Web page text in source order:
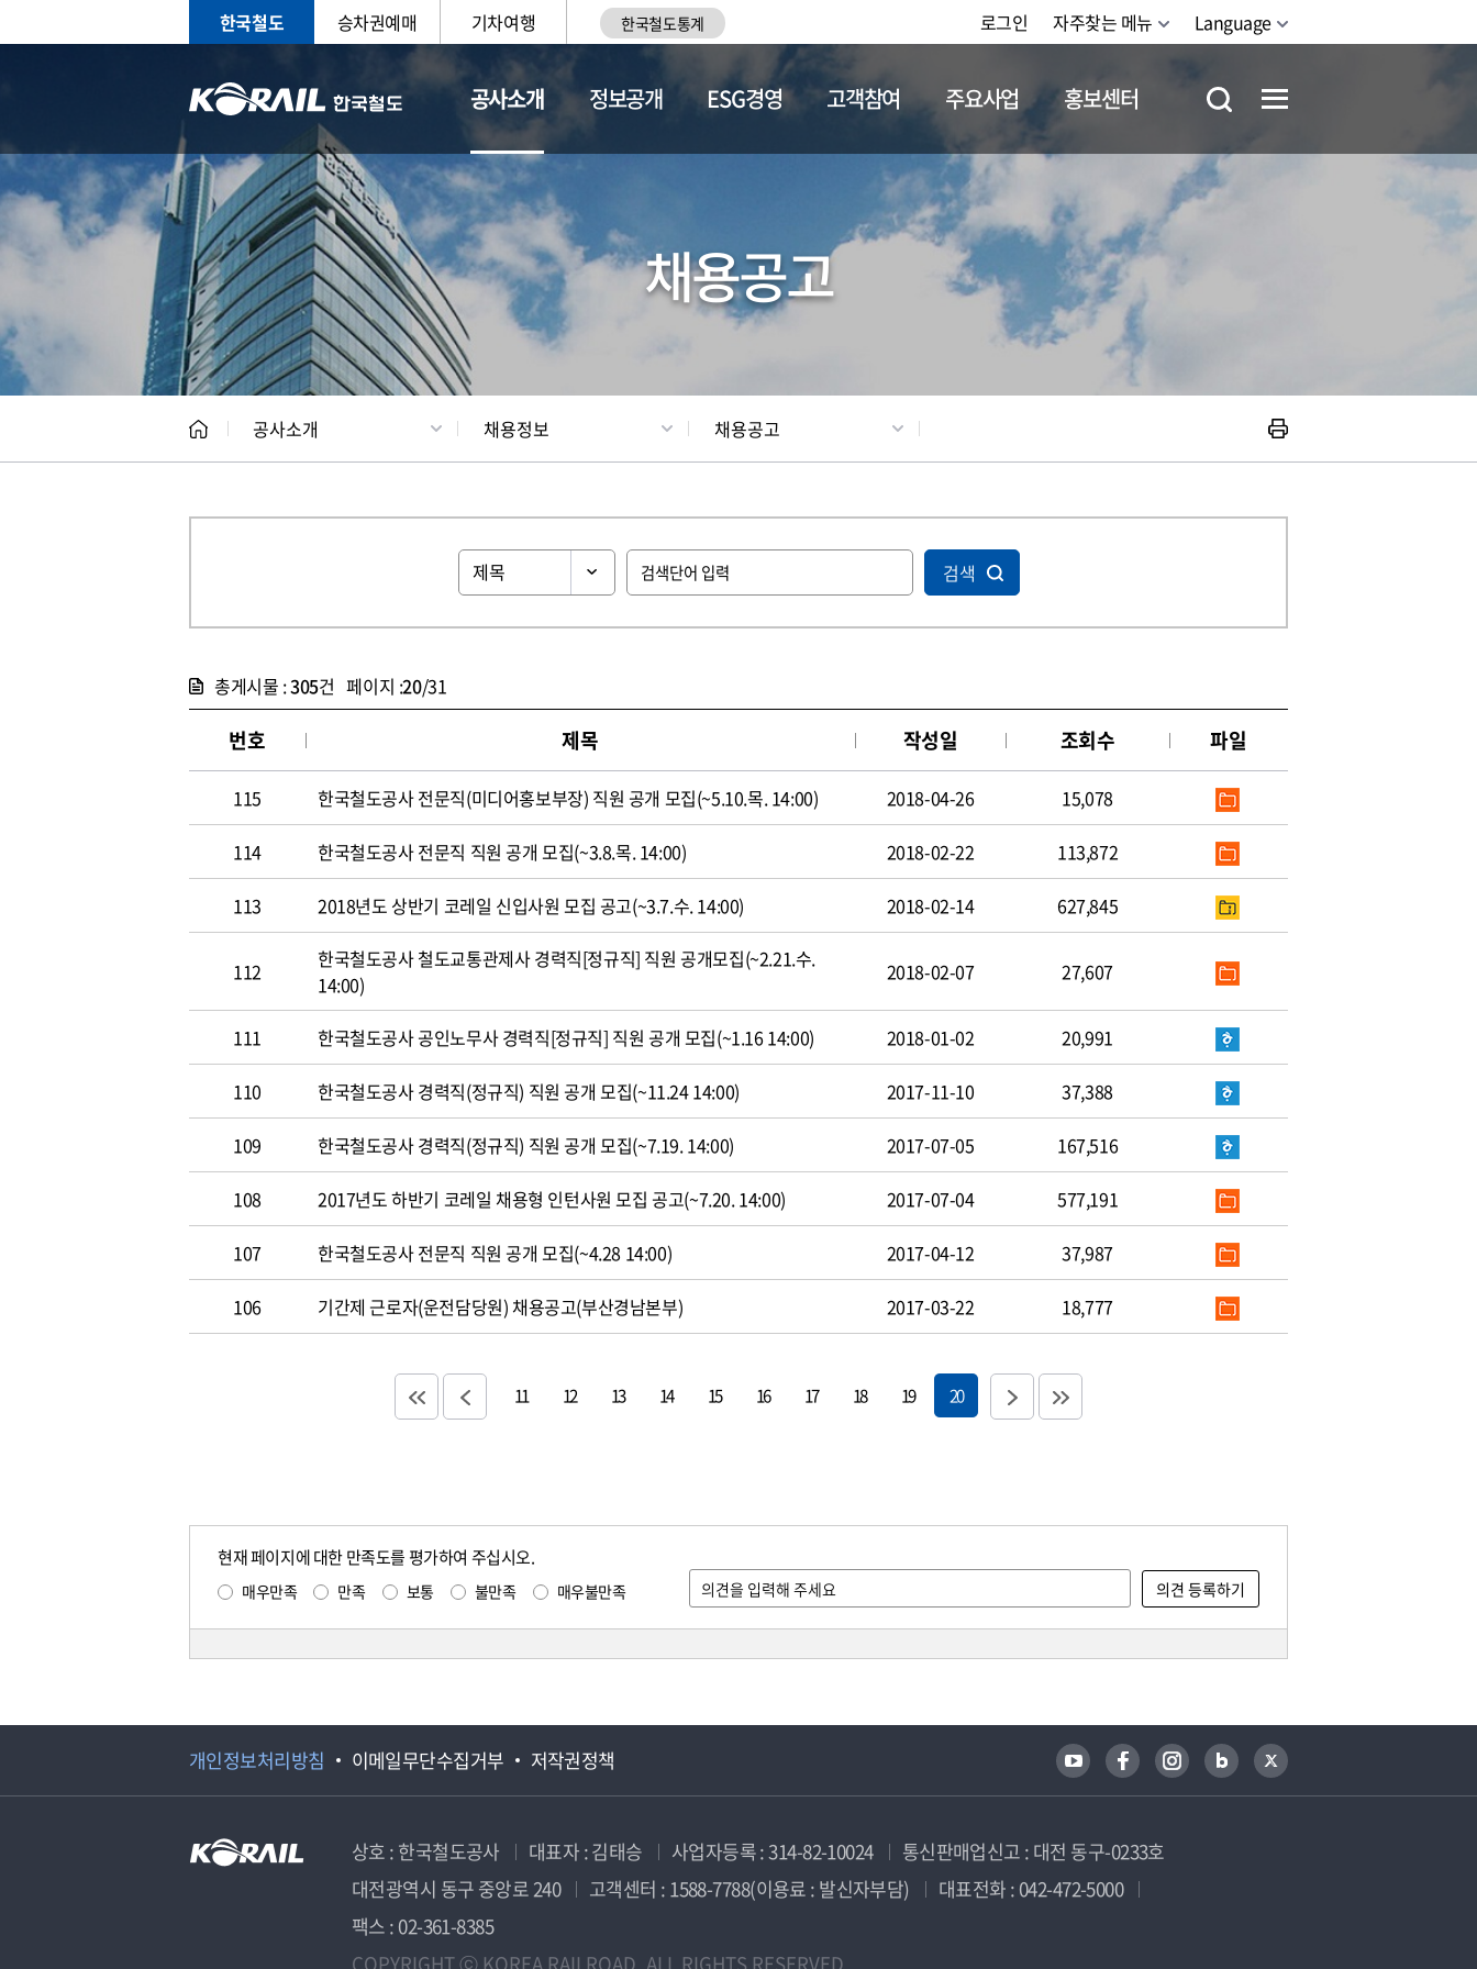
한국철도 승차권예매 기차여행 한국철도통계 로그인 자주찾는 메뉴 Language
공사소개
CEO 일반현황 채용정보
정보공개 ESG경영 고객참여 주요사업 홍보센터
채용공고
공사소개 채용정보 채용공고
검색
총게시물 :305건 페이지 :20/31
번호 제목 작성일 조회수 파일
115 한국철도공사 전문직(미디어홍보부장) 직원 공개 모집(~5.10.목. 14:00) 2018-04-26 15,078
114 한국철도공사 전문직 직원 공개 모집(~3.8.목. 14:00) 2018-02-22 113,872
113 2018년도 상반기 코레일 신입사원 모집 공고(~3.7.수. 14:00) 2018-02-14 627,845
112
한국철도공사 철도교통관제사 경력직[정규직] 직원 공개모집(~2.21.수.
14:00)
2018-02-07 27,607
111 한국철도공사 공인노무사 경력직[정규직] 직원 공개 모집(~1.16 14:00) 2018-01-02 20,991
110 한국철도공사 경력직(정규직) 직원 공개 모집(~11.24 14:00) 2017-11-10 37,388
109 한국철도공사 경력직(정규직) 직원 공개 모집(~7.19. 14:00) 2017-07-05 167,516
108 2017년도 하반기 코레일 채용형 인턴사원 모집 공고(~7.20. 14:00) 2017-07-04 577,191
107 한국철도공사 전문직 직원 공개 모집(~4.28 14:00) 2017-04-12 37,987
106 기간제 근로자(운전담당원) 채용공고(부산경남본부) 2017-03-22 18,777
11 12 13 14 15 16 17 18 19 20
현재 페이지에 대한 만족도를 평가하여 주십시오.
매우만족 만족 보통 불만족 매우불만족
개인정보처리방침 이메일무단수집거부 저작권정책
상호 : 한국철도공사 대표자 : 김태승 사업자등록 : 314-82-10024
통신판매업신고 : 대전 동구-0233호
대전광역시 동구 중앙로 240
고객센터 : 1588-7788(이용료 : 발신자부담)
대표전화 : 042-472-5000
팩스 : 02-361-8385
COPYRIGHT ⓒ KOREA RAILROAD. ALL RIGHTS RESERVED.